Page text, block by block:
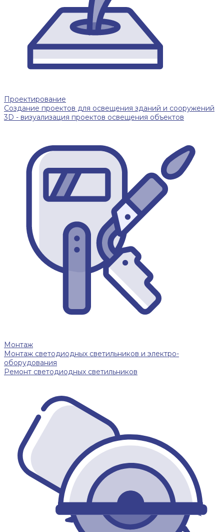
Проектирование
Создание проектов для освещения зданий и сооружений
3D - визуализация проектов освещения объектов
Монтаж
Монтаж светодиодных светильников и электро-
оборудования
Ремонт светодиодных светильников